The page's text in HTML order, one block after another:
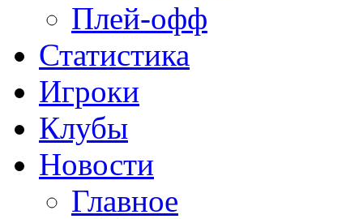
Плей-офф
Статистика
Игроки
Клубы
Новости
Главное